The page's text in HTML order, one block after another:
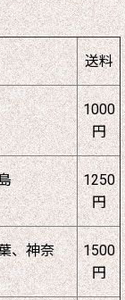
送料
1000
円
1250
円
、神奈
1500
円